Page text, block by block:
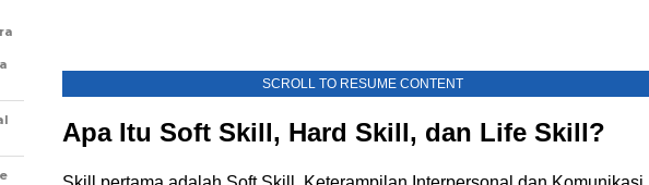
SCROLL TO RESUME CONTENT
Apa Itu Soft Skill, Hard Skill, dan Life Skill?